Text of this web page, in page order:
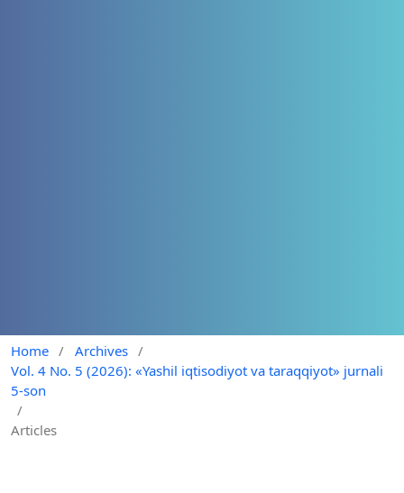
Home / Archives /
Vol. 4 No. 5 (2026): «Yashil iqtisodiyot va taraqqiyot» jurnali
5-son
/
Articles